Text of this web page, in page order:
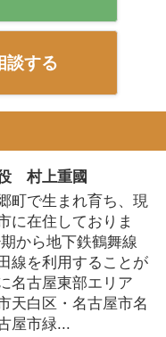
談する
村上重國
町で生まれ育ち、現
に在住しておりま
から地下鉄鶴舞線
線を利用することが
名古屋東部エリア
天白区・名古屋市名
屋市緑...